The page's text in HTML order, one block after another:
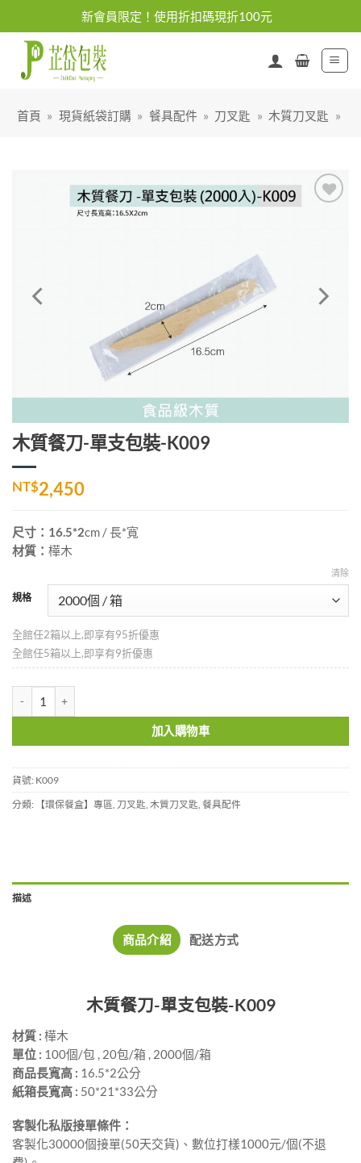
content
新會員限定！使用折扣碼現折100元
首頁 » 現貨紙袋訂購 » 餐具配件 » 刀叉匙 » 木質刀叉匙 »
木質餐刀-單支包裝-K009
NT$2,450
尺寸：16.5*2cm / 長*寬
材質： 樺木
規格
清除
全館任2箱以上,即享有95折優惠
全館任5箱以上,即享有9折優惠
加入購物車
貨號: K009
分類:
【環保餐盒】專區 刀叉匙 木質刀叉匙 餐具配件
描述
商品介紹 配送方式
木質餐刀-單支包裝-K009
材質 : 樺木
單位 : 100個/包 , 20包/箱 , 2000個/箱
商品長寬高 : 16.5*2公分
紙箱長寬高 : 50*21*33公分
客製化私版接單條件：
客製化30000個接單(50天交貨)、數位打樣1000元/個(不退